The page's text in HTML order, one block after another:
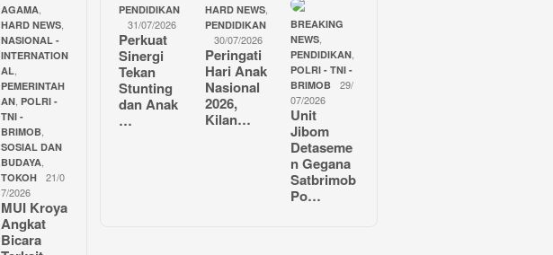
AGAMA,
HARD NEWS,
NASIONAL -
INTERNATION
AL
PEMERINTAH
AN, POLRI -
TNI -
BRIMOB,
SOSIAL DAN
BUDAYA,
TOKOH
21/0
7/2026
MUI Kroya
Angkat
Bicara
PENDIDIKAN
31/07/2026
Perkuat
Sinergi
Tekan
Stunting
dan Anak
…
HARD NEWS,
PENDIDIKAN
30/07/2026
Peringati
Hari Anak
Nasional
2026,
Kilan…
BREAKING
NEWS
PENDIDIKAN
POLRI - TNI -
BRIMOB
29/
07/2026
Unit
Jibom
Detaseme
n Gegana
Satbrimob
Po…